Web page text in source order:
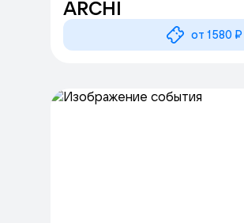
ARCHI
от 1580 ₽